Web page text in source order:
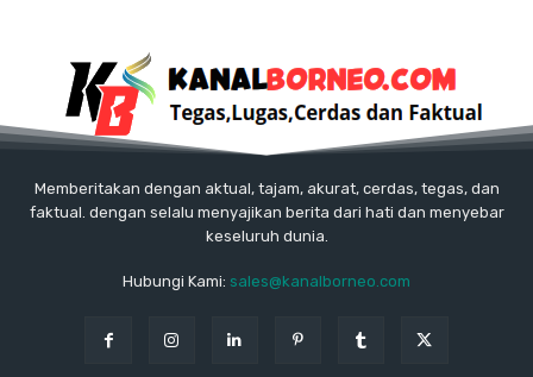
Memberitakan dengan aktual, tajam, akurat, cerdas, tegas, dan
faktual. dengan selalu menyajikan berita dari hati dan menyebar
keseluruh dunia.
Hubungi Kami: sales@kanalborneo.com